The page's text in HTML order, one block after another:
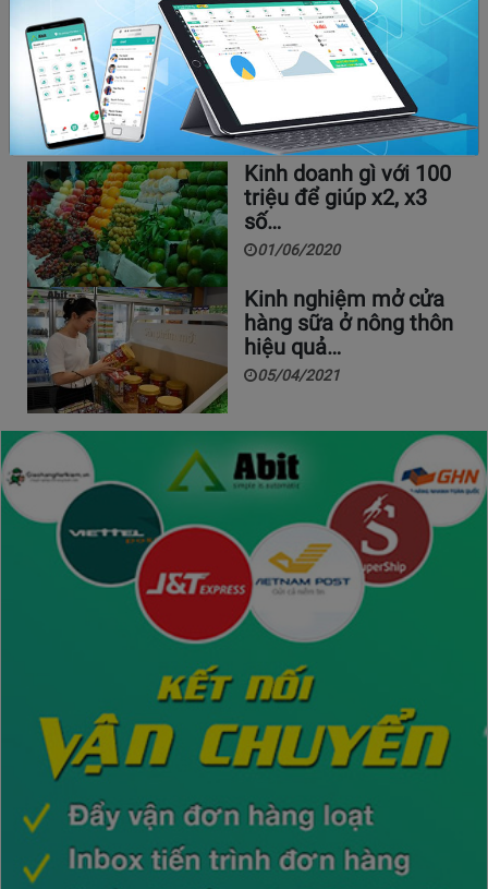
của toàn xã hội
22/04/2020 3283
Khởi nghiệp kinh doanh đã trở thành hình thức làm giàu
của rất nhiều người, đặc biệt là giới trẻ.…
Kinh doanh gì với 100
triệu để giúp x2, x3
số…
01/06/2020
Kinh nghiệm mở cửa
hàng sữa ở nông thôn
hiệu quả…
05/04/2021